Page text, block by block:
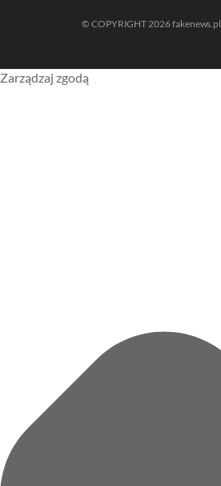
© COPYRIGHT 2026 fakenews.pl
Zarządzaj zgodą